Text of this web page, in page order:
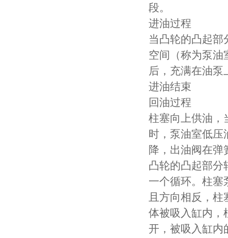
段。
进油过程
当凸轮的凸起
空间（称为泵油
后，充满在油
进油结束
回油过程
柱塞向上供油，
时，泵油室低压
降，出油阀在
凸轮的凸起部分
一个循环。柱塞
且方向相反，
体被吸入缸内，
开，被吸入缸内